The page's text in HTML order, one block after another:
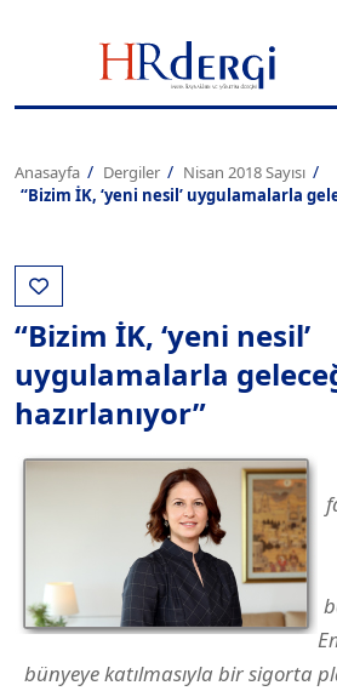
Anasayfa Dergiler
Nisan 2018 Sayısı
“Bizim İK, ‘yeni nesil’ uygulamalarla
“Bizim İK, ‘yeni nesil’
uygulamalarla
hazırlanıyor”
bünyeye katılmasıyla bir sigorta